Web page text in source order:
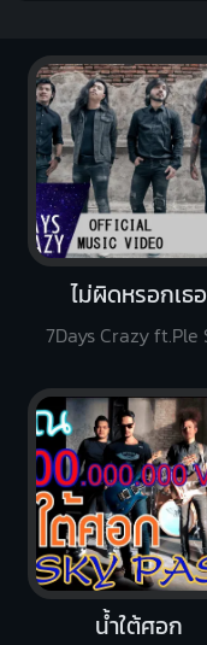
ไม่ผิดหรอกเธอ
น้ำใต้ศอก